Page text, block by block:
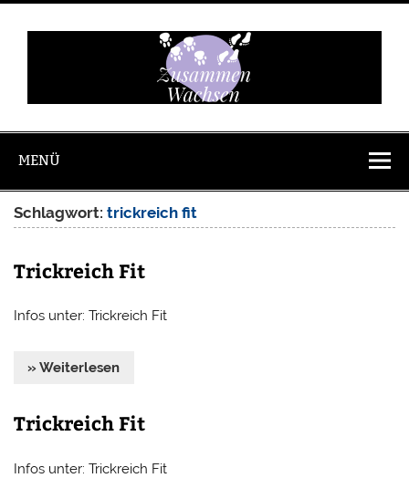
Zum
springen
Wachsen
MENÜ
Schlagwort:trickreich fit
Trickreich Fit
Infos unter: Trickreich Fit
» Weiterlesen
Trickreich Fit
Infos unter: Trickreich Fit